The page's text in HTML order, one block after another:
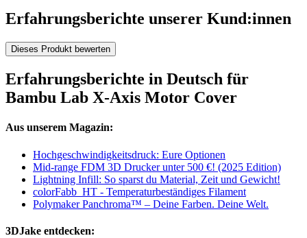
Erfahrungsberichte unserer Kund:innen
Dieses Produkt bewerten
Erfahrungsberichte in Deutsch für
Bambu Lab X-Axis Motor Cover
Aus unserem Magazin:
Hochgeschwindigkeitsdruck: Eure Optionen
Mid-range FDM 3D Drucker unter 500 €! (2025 Edition)
Lightning Infill: So sparst du Material, Zeit und Gewicht!
colorFabb_HT - Temperaturbeständiges Filament
Polymaker Panchroma™ – Deine Farben. Deine Welt.
3DJake entdecken: